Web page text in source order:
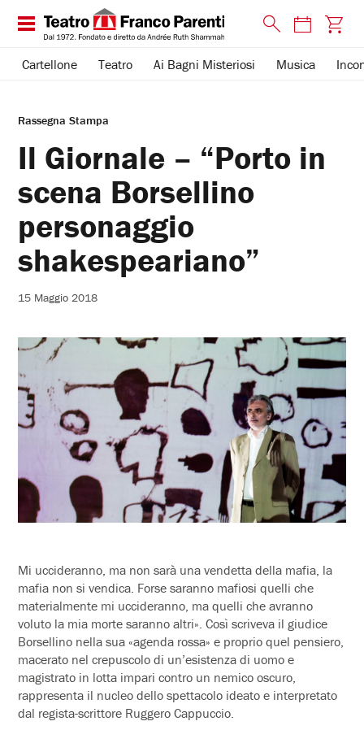
Cartellone Teatro Ai Bagni Misteriosi Musica
Rassegna Stampa
Il Giornale – “Porto in
scena Borsellino
personaggio
shakespeariano”
15 Maggio 2018
Mi uccideranno, ma non sarà una vendetta della mafia, la
mafia non si vendica. Forse saranno mafiosi quelli che
materialmente mi uccideranno, ma quelli che avranno
voluto la mia morte saranno altri». Così scriveva il giudice
Borsellino nella sua «agenda rossa» e proprio quel pensiero,
macerato nel crepuscolo di un’esistenza di uomo e
magistrato in lotta impari contro un nemico oscuro,
rappresenta il nucleo dello spettacolo ideato e interpretato
dal regista-scrittore Ruggero Cappuccio.